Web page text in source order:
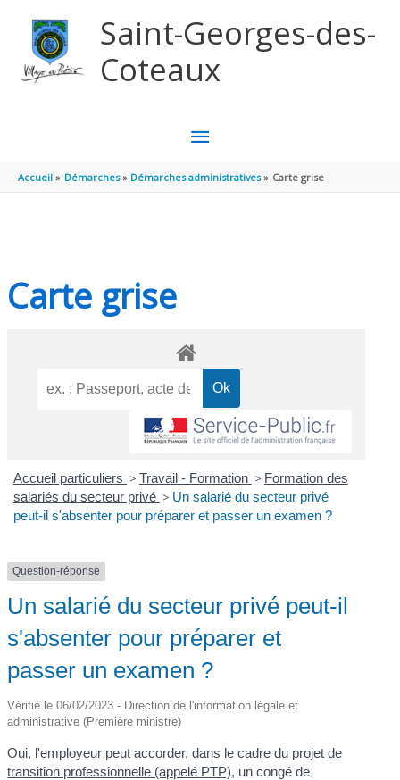
Saint-Georges-des-
Coteaux
MENU
PRINCIPAL
Accueil Démarches Démarches administratives Carte grise
Carte grise
Accueil particuliers > Travail - Formation > Formation des
salariés du secteur privé > Un salarié du secteur privé
peut-il s'absenter pour préparer et passer un examen ?
Question-réponse
Un salarié du secteur privé peut-il
s'absenter pour préparer et
passer un examen ?
Vérifié le 06/02/2023 - Direction de l'information légale et
administrative (Première ministre)
Oui, l'employeur peut accorder, dans le cadre du projet de
transition professionnelle (appelé PTP), un congé de